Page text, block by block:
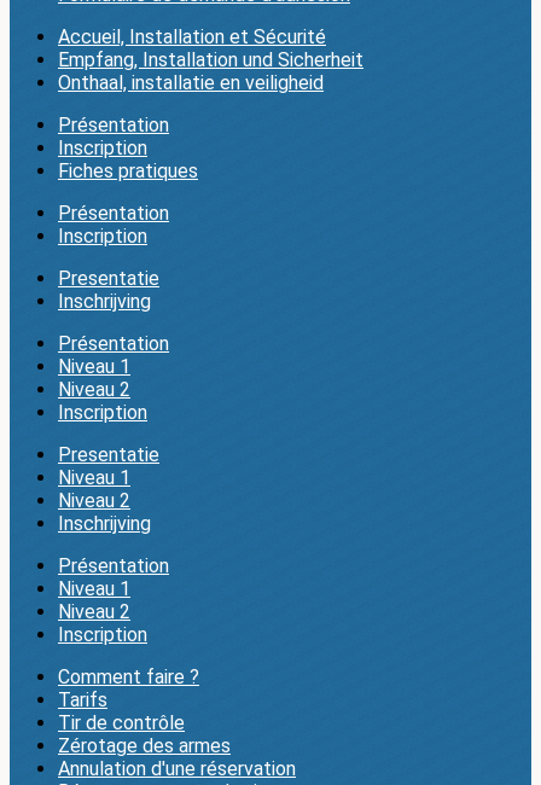
Accueil, Installation et Sécurité
Empfang, Installation und Sicherheit
Onthaal, installatie en veiligheid
Présentation
Inscription
Fiches pratiques
Présentation
Inscription
Presentatie
Inschrijving
Présentation
Niveau 1
Niveau 2
Inscription
Presentatie
Niveau 1
Niveau 2
Inschrijving
Présentation
Niveau 1
Niveau 2
Inscription
Comment faire ?
Tarifs
Tir de contrôle
Zérotage des armes
Annulation d'une réservation